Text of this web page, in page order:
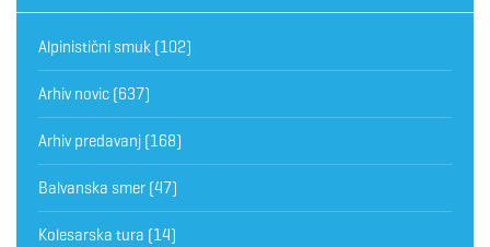
Alpinistični smuk (102)
Arhiv novic (637)
Arhiv predavanj (168)
Balvanska smer (47)
Kolesarska tura (14)